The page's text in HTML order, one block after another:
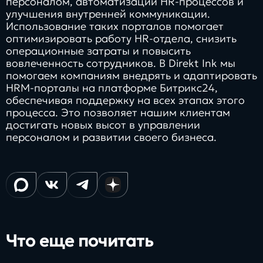
улучшения внутренней коммуникации.
Использование таких порталов помогает
оптимизировать работу HR-отдела, снизить
операционные затраты и повысить
вовлеченность сотрудников. В Direkt Ink мы
помогаем компаниям внедрять и адаптировать
HRM-порталы на платформе Битрикс24,
обеспечивая поддержку на всех этапах этого
процесса. Это позволяет нашим клиентам
достигать новых высот в управлении
персоналом и развитии своего бизнеса.
Что еще почитать